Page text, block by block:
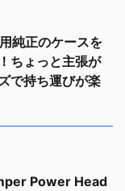
純正のケースを
ちょっと主張が
で持ち運びが楽
Power Head